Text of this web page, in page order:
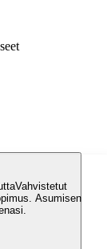
Vahvistetut
Asumisen